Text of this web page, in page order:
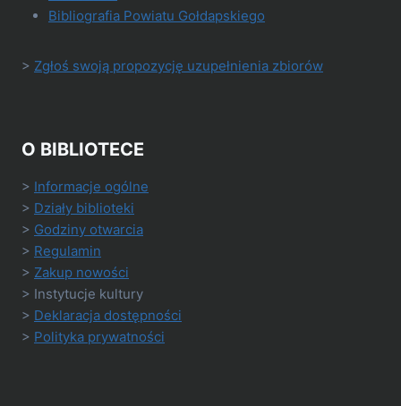
Bibliografia Powiatu Gołdapskiego
> Zgłoś swoją propozycję uzupełnienia zbiorów
O BIBLIOTECE
> Informacje ogólne
> Działy biblioteki
> Godziny otwarcia
> Regulamin
> Zakup nowości
> Instytucje kultury
> Deklaracja dostępności
> Polityka prywatności